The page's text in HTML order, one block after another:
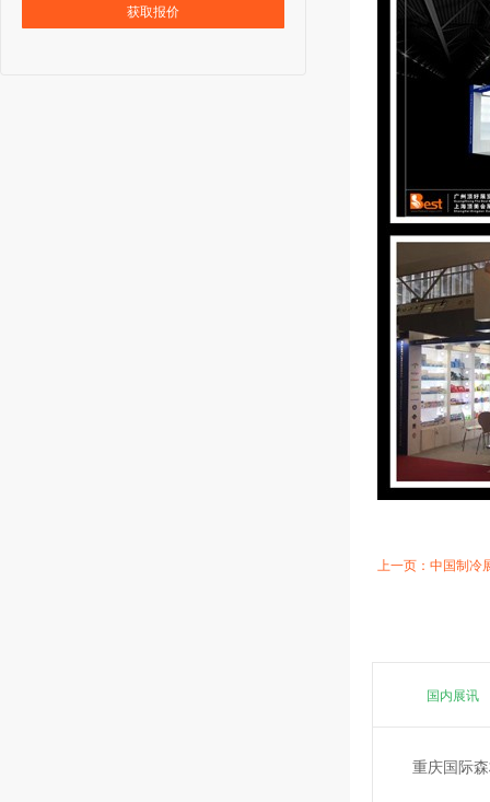
上一页：中国制冷
国内展讯
重庆国际
获取报价